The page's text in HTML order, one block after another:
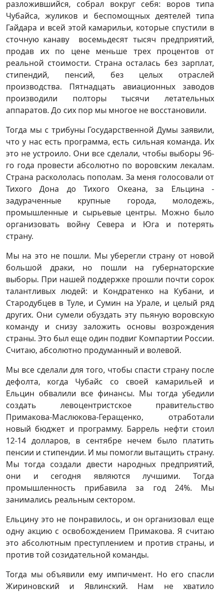
разложившийся, собрал вокруг себя: воров типа
Чубайса, жуликов и беспомощных деятелей типа
Гайдара и всей этой камарильи, которые спустили в
сточную канаву восемьдесят тысяч предприятий,
продав их по цене меньше трех процентов от
реальной стоимости. Страна осталась без зарплат,
стипендий, пенсий, без целых отраслей
производства. Пятнадцать авиационных заводов
производили полторы тысячи летательных
аппаратов. До сих пор мы многое не восстановили.
Тогда мы с трибуны Государственной Думы заявили,
что у нас есть программа, есть сильная команда. Их
это не устроило. Они все сделали, чтобы выборы 96-
го года провести абсолютно по воровским лекалам.
Страна раскололась пополам. За меня голосовали от
Тихого Дона до Тихого Океана, за Ельцина -
задураченные крупные города, молодежь,
промышленные и сырьевые центры. Можно было
организовать войну Севера и Юга и потерять
страну.
Мы на это не пошли. Мы уберегли страну от новой
большой драки, но пошли на губернаторские
выборы. При нашей поддержке прошли почти сорок
талантливых людей: и Кондратенко на Кубани, и
Стародубцев в Туле, и Сумин на Урале, и целый ряд
других. Они сумели обуздать эту пьяную воровскую
команду и снизу заложить основы возрождения
страны. Это был еще один подвиг Компартии России.
Считаю, абсолютно продуманный и волевой.
Мы все сделали для того, чтобы спасти страну после
дефолта, когда Чубайс со своей камарильей и
Ельцин обвалили все финансы. Мы тогда убедили
создать левоцентристское правительство
Примакова-Маслюкова-Геращенко, отработали
новый бюджет и программу. Баррель нефти стоил
12-14 долларов, в сентябре нечем было платить
пенсии и стипендии. И мы помогли вытащить страну.
Мы тогда создали двести народных предприятий,
они и сегодня являются лучшими. Тогда
промышленность прибавила за год 24%. Мы
занимались реальным сектором.
Ельцину это не понравилось, и он организовал еще
одну акцию с освобождением Примакова. Я считаю
это абсолютным преступлением и против страны, и
против той созидательной команды.
Тогда мы объявили ему импичмент. Но его спасли
Жириновский и Явлинский. Нам не хватило